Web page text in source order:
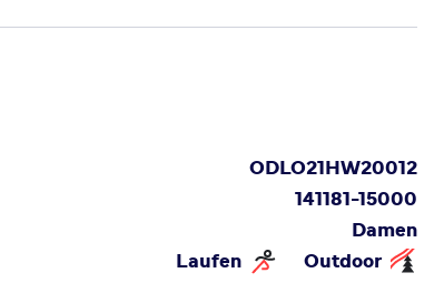
ODLO21HW20012
141181-15000
Damen
Laufen Outdoor